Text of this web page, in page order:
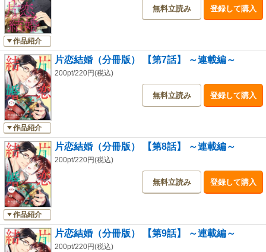
作品紹介
無料立読み 登録して購入
作品紹介
片恋結婚（分冊版） 【第7話】 ～連載編～
200pt/220円(税込)
無料立読み 登録して購入
作品紹介
片恋結婚（分冊版） 【第8話】 ～連載編～
200pt/220円(税込)
無料立読み 登録して購入
片恋結婚（分冊版） 【第9話】 ～連載編～
200pt/220円(税込)